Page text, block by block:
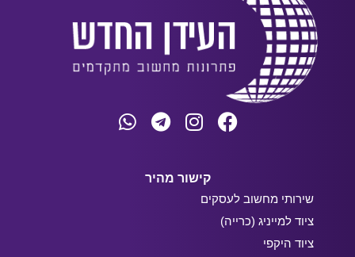
קישור מהיר
שירותי מחשוב לעסקים
ציוד למייניג (כרייה)
ציוד היקפי